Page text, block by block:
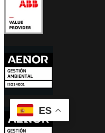
ES